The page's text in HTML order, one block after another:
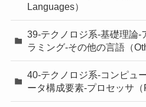
Languages）
39-テクノロジ系-基礎理論-
ラミング-その他の言語（
40-テクノロジ系-コンピュ
ータ構成要素-プロセッサ（